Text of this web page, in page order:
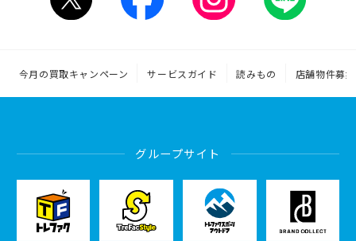
今月の買取キャンペーン サービスガイド 読みもの 店舗物件募集
グループサイト